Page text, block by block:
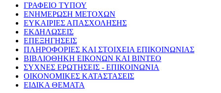
ΓΡΑΦΕΙΟ ΤΥΠΟΥ
ΕΝΗΜΕΡΩΣΗ ΜΕΤΟΧΩΝ
ΕΥΚΑΙΡΙΕΣ ΑΠΑΣΧΟΛΗΣΗΣ
ΕΚΔΗΛΩΣΕΙΣ
ΕΠΕΞΗΓΗΣΕΙΣ
ΠΛΗΡΟΦΟΡΙΕΣ ΚΑΙ ΣΤΟΙΧΕΙΑ ΕΠΙΚΟΙΝΩΝΙΑΣ
ΒΙΒΛΙΟΘΗΚΗ ΕΙΚΟΝΩΝ ΚΑΙ ΒΙΝΤΕΟ
ΣΥΧΝΕΣ ΕΡΩΤΗΣΕΙΣ - ΕΠΙΚΟΙΝΩΝΙΑ
ΟΙΚΟΝΟΜΙΚΕΣ ΚΑΤΑΣΤΑΣΕΙΣ
ΕΙΔΙΚΑ ΘΕΜΑΤΑ